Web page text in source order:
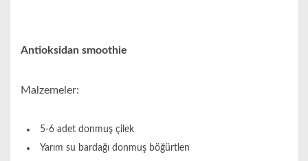
Antioksidan smoothie
Malzemeler:
5-6 adet donmuş çilek
Yarım su bardağı donmuş böğürtlen